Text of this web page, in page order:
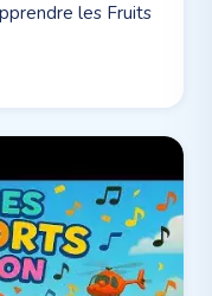
les Fruits